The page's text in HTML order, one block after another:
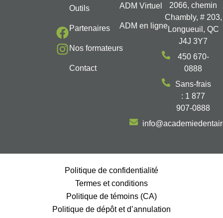
Outils
Partenaires
Nos formateurs
Contact
ADM Virtuel
ADM en ligne
2066, chemin
Chambly, # 203,
Longueuil, QC
J4J 3Y7
450 670-
0888
Sans-frais
: 1 877
907-0888
Politique de confidentialité
Termes et conditions
Politique de témoins (CA)
Politique de dépôt et d’annulation